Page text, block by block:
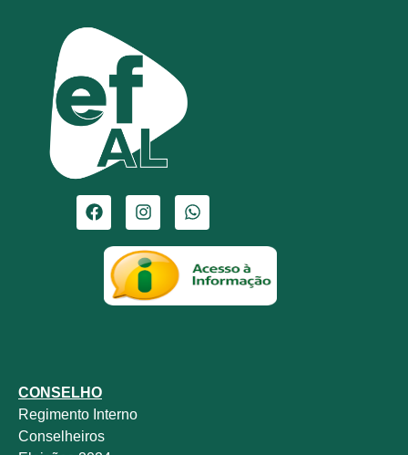
CONSELHO
Regimento Interno
Conselheiros